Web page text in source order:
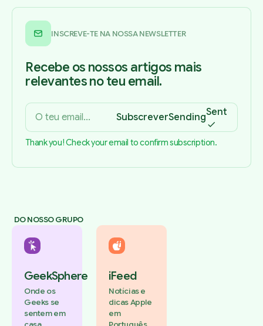
INSCREVE-TE NA NOSSA NEWSLETTER
Recebe os nossos artigos mais
relevantes no teu email.
SubscreverSendingSent
Thank you! Check your email to confirm subscription.
DO NOSSO GRUPO
GeekSphere
Onde os
Geeks se
sentem em
iFeed
Notícias e
dicas Apple
em